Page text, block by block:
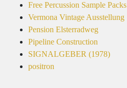
Free Percussion Sample Packs
Vermona Vintage Ausstellung
Pension Elsterradweg
Pipeline Construction
SIGNALGEBER (1978)
positron